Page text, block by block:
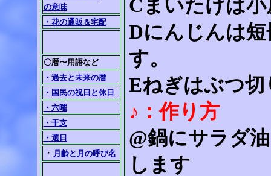
の意味
・花の通販＆宅配
〇暦〜用語など
・過去と未来の暦
・国民の祝日と休日
・六曜
・干支
・選日
・ 月齢と月の呼び名
Cまいたけは
Dにんじんは
す。
Eねぎはぶつ
♪：作り方
@鍋にサラダ
します